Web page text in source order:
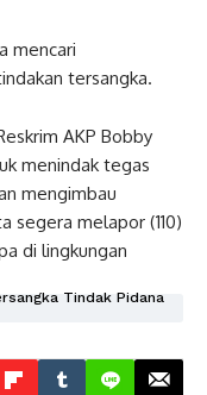
mencari
tersangka.
AKP Bobby
menindak tegas
mengimbau
segera melapor (110)
di lingkungan
Tindak Pidana